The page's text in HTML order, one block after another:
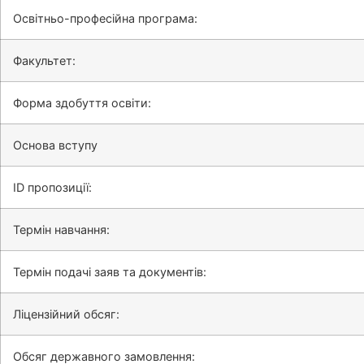
Освітньо-професійна програма:
Факультет:
Форма здобуття освіти:
Основа вступу
ID пропозиції:
Термін навчання:
Термін подачі заяв та документів:
Ліцензійний обсяг:
Обсяг державного замовлення: